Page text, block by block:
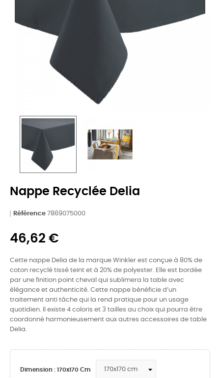
Nappe Recyclée Delia
Référence 7869075000
46,62 €
Cette nappe Delia de la marque Winkler est conçue à 80% de
coton recyclé tissé teint et à 20% de polyester. Elle est bordée
par une finition point cheval qui sublimera la table avec
élégance et authenticité. Cette nappe bénéficie d’un
traitement anti tâche qui la rend pratique pour un usage
quotidien. Il existe 4 coloris et 3 tailles au choix qui pourra être
coordonné harmonieusement aux autres accessoires de table
Delia.
Dimension : 170x170 Cm